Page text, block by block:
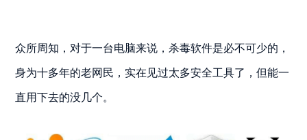
众所周知，对于一台电脑来说，杀毒软件是必不可少的，
身为十多年的老网民，实在见过太多安全工具了，但能一
直用下去的没几个。